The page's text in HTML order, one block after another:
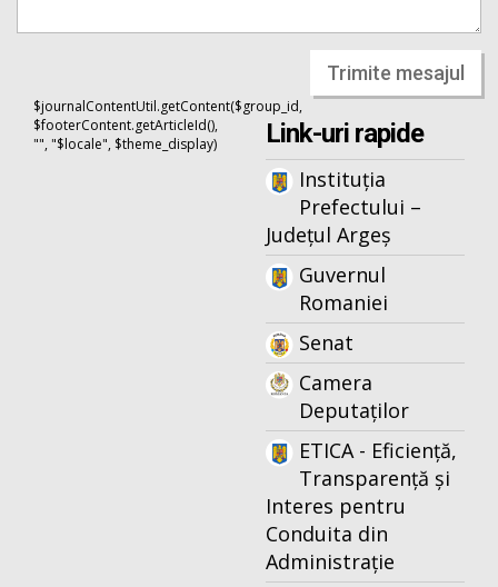
Trimite mesajul
$journalContentUtil.getContent($group_id,
$footerContent.getArticleId(),
"", "$locale", $theme_display)
Link-uri rapide
Instituția
Prefectului –
Județul Argeș
Guvernul
Romaniei
Senat
Camera
Deputaților
ETICA - Eficiență,
Transparență și
Interes pentru
Conduita din
Administrație